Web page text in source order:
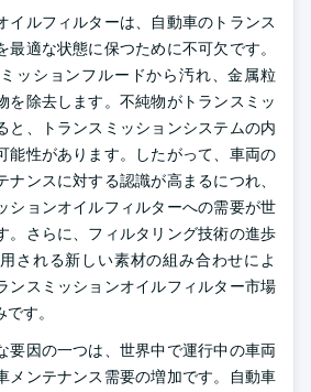
イルフィルターは、自動車のトランス
最適な状態に保つために不可欠です。
ッションフルードから汚れ、金属粒
を除去します。不純物がトランスミッ
と、トランスミッションシステムの内
能性があります。したがって、車両の
ンスに対する認識が高まるにつれ、
ションオイルフィルターへの需要が世
。さらに、フィルタリング技術の進歩
される新しい素材の組み合わせによ
ンスミッションオイルフィルター市場
す。
要因の一つは、世界中で運行中の車両
メンテナンス需要の増加です。自動車